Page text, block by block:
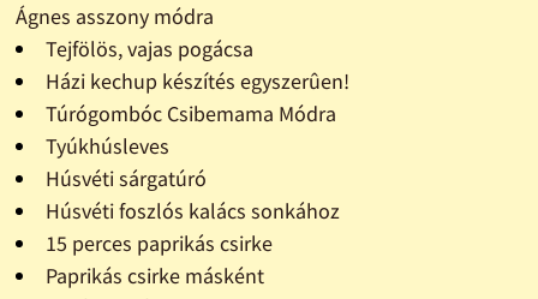
Ágnes asszony módra
Tejfölös, vajas pogácsa
Házi kechup készítés egyszerûen!
Túrógombóc Csibemama Módra
Tyúkhúsleves
Húsvéti sárgatúró
Húsvéti foszlós kalács sonkához
15 perces paprikás csirke
Paprikás csirke másként